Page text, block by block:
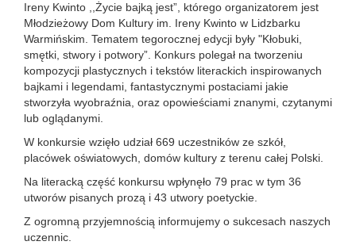
Ireny Kwinto ,,Życie bajką jest”, którego organizatorem jest
Młodzieżowy Dom Kultury im. Ireny Kwinto w Lidzbarku
Warmińskim. Tematem tegorocznej edycji były "Kłobuki,
smętki, stwory i potwory”. Konkurs polegał na tworzeniu
kompozycji plastycznych i tekstów literackich inspirowanych
bajkami i legendami, fantastycznymi postaciami jakie
stworzyła wyobraźnia, oraz opowieściami znanymi, czytanymi
lub oglądanymi.
W konkursie wzięło udział 669 uczestników ze szkół,
placówek oświatowych, domów kultury z terenu całej Polski.
Na literacką część konkursu wpłynęło 79 prac w tym 36
utworów pisanych prozą i 43 utwory poetyckie.
Z ogromną przyjemnością informujemy o sukcesach naszych
uczennic.